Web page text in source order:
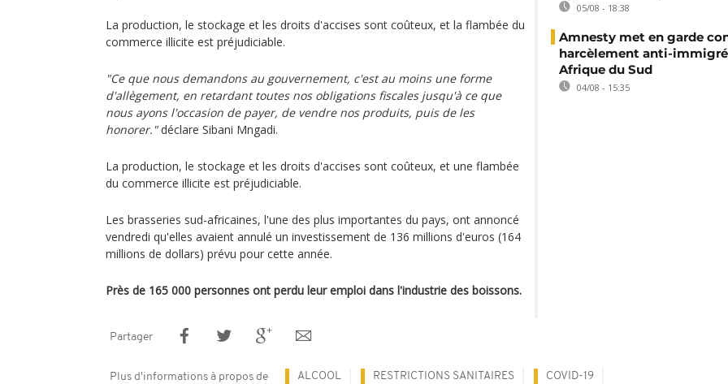
La production, le stockage et les droits d'accises sont coûteux, et la flambée du
commerce illicite est préjudiciable.
"Ce que nous demandons au gouvernement, c'est au moins une forme
d'allègement, en retardant toutes nos obligations fiscales jusqu'à ce que
nous ayons l'occasion de payer, de vendre nos produits, puis de les
honorer."déclare Sibani Mngadi.
La production, le stockage et les droits d'accises sont coûteux, et une flambée
du commerce illicite est préjudiciable.
Les brasseries sud-africaines, l'une des plus importantes du pays, ont annoncé
vendredi qu'elles avaient annulé un investissement de 136 millions d'euros (164
millions de dollars) prévu pour cette année.
Près de 165 000 personnes ont perdu leur emploi dans l'industrie des boissons.
05/08 - 18:38
Amnesty met en garde
harcèlement anti-
Afrique du Sud
04/08 - 15:35
Partager
Plus d'informations à propos de ALCOOL RESTRICTIONS SANITAIRES COVID-19